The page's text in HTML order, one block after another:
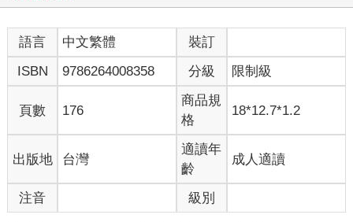
語言 中文繁體
裝訂
ISBN
9786264008358 分級 限制級
頁數 176
商品規
格
18*12.7*1.2
出版地 台灣
適讀年
齡
成人適讀
注音 級別